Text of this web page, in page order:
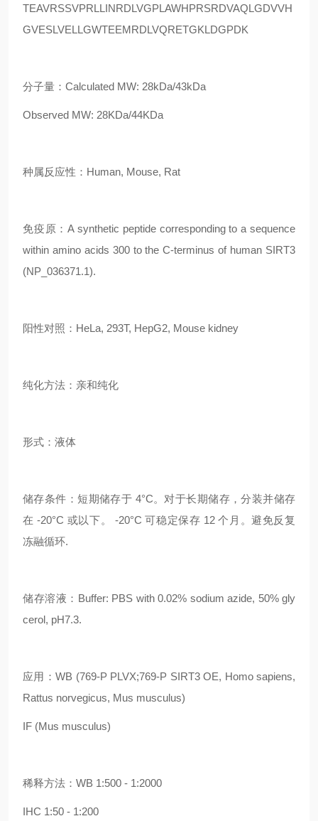
TEAVRSSVPRLLINRDLVGPLAWHPRSRDVAQLGDVVH
GVESLVELLGWTEEMRDLVQRETGKLDGPDK
分子量：Calculated MW: 28kDa/43kDa
Observed MW: 28KDa/44KDa
种属反应性：Human, Mouse, Rat
免疫原：A synthetic peptide corresponding to a sequence
within amino acids 300 to the C-terminus of human SIRT3
(NP_036371.1).
阳性对照：HeLa, 293T, HepG2, Mouse kidney
纯化方法：亲和纯化
形式：液体
储存条件：短期储存于 4°C。对于长期储存，分装并储存
在 -20°C 或以下。 -20°C 可稳定保存 12 个月。避免反复
冻融循环.
储存溶液：Buffer: PBS with 0.02% sodium azide, 50% gly
cerol, pH7.3.
应用：WB (769-P PLVX;769-P SIRT3 OE, Homo sapiens,
Rattus norvegicus, Mus musculus)
IF (Mus musculus)
稀释方法：WB 1:500 - 1:2000
IHC 1:50 - 1:200